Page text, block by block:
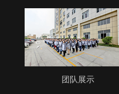
团队展示